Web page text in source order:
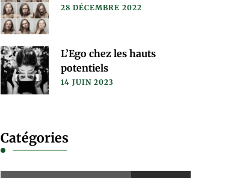
28 DÉCEMBRE 2022
L’Ego chez les hauts
potentiels
14 JUIN 2023
Catégories